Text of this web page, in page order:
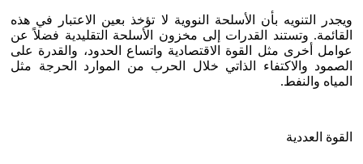
ويجدر التنويه بأن الأسلحة النووية لا تؤخذ بعين الاعتبار في هذه
القائمة. وتستند القدرات إلى مخزون الأسلحة التقليدية فضلاً عن
عوامل أخرى مثل القوة الاقتصادية واتساع الحدود، والقدرة على
الصمود والاكتفاء الذاتي خلال الحرب من الموارد الحرجة مثل
المياه والنفط.
القوة العددية